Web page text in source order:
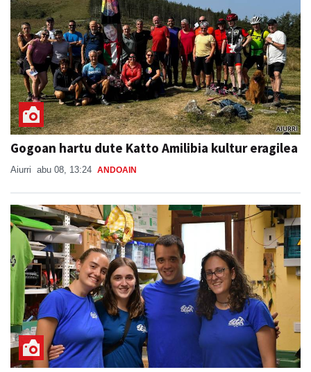
Gogoan hartu dute Katto Amilibia kultur eragilea
Aiurri abu 08, 13:24 ANDOAIN